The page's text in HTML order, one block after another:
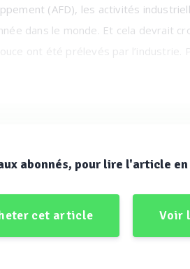
(AFD), les activités
dans le monde. Et cela devrait
ont été prélevés par l’industrie.
de 84 % ses prélèvements
abonnés, pour lire l'article
cet article Voir